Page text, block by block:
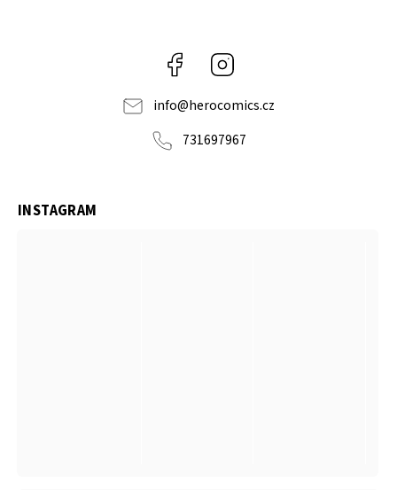
Facebook
info@herocomics.cz
731697967
INSTAGRAM